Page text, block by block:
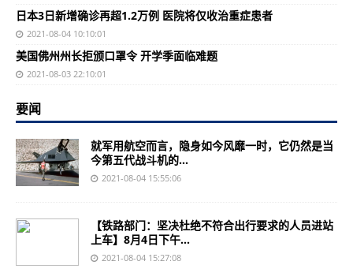
日本3日新增确诊再超1.2万例 医院将仅收治重症患者
2021-08-04 10:10:01
美国佛州州长拒颁口罩令 开学季面临难题
2021-08-03 22:10:01
要闻
就军用航空而言，隐身如今风靡一时，它仍然是当
今第五代战斗机的...
2021-08-04 15:55:06
【铁路部门：坚决杜绝不符合出行要求的人员进站
上车】8月4日下午...
2021-08-04 15:27:08